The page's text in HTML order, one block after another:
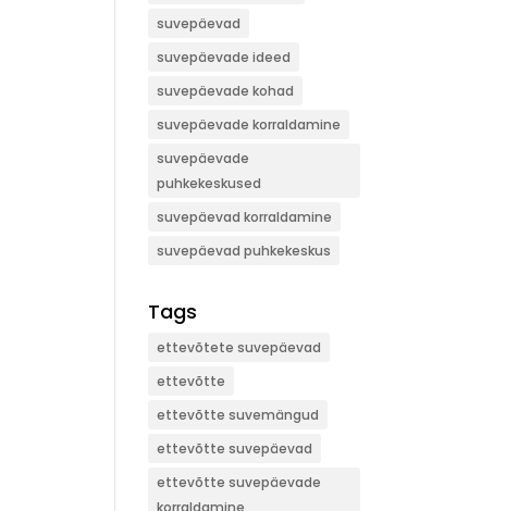
suvepäevad
suvepäevade ideed
suvepäevade kohad
suvepäevade korraldamine
suvepäevade
puhkekeskused
suvepäevad korraldamine
suvepäevad puhkekeskus
Tags
ettevõtete suvepäevad
ettevõtte
ettevõtte suvemängud
ettevõtte suvepäevad
ettevõtte suvepäevade
korraldamine